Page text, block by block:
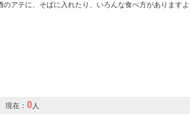
アテに、そばに入れたり、いろんな食べ方があります
現在： 0人